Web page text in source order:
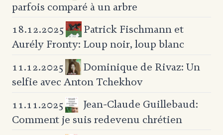
parfois comparé à un arbre
18.12.2025
Patrick Fischmann et
Aurély Fronty: Loup noir, loup blanc
11.12.2025
Dominique de Rivaz: Un
selfie avec Anton Tchekhov
11.11.2025
Jean-Claude Guillebaud:
Comment je suis redevenu chrétien